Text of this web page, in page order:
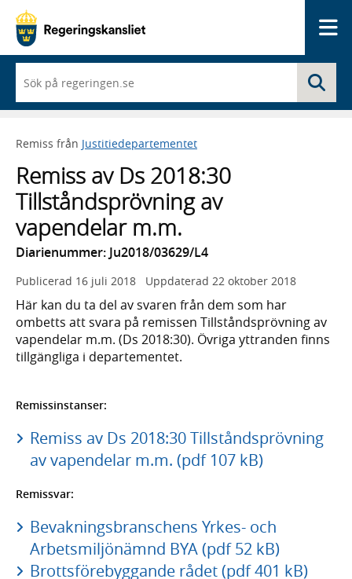
du
börjar
skriva
framträder
lista
med
sökförslag
Remiss från Justitiedepartementet
Remiss av Ds 2018:30
Tillståndsprövning av
vapendelar m.m.
Diarienummer: Ju2018/03629/L4
Publicerad 16 juli 2018 Uppdaterad 22 oktober 2018
Här kan du ta del av svaren från dem som har
ombetts att svara på remissen Tillståndsprövning av
vapendelar m.m. (Ds 2018:30). Övriga yttranden finns
tillgängliga i departementet.
Remissinstanser:
Remiss av Ds 2018:30 Tillståndsprövning
av vapendelar m.m. (pdf 107 kB)
Remissvar:
Bevakningsbranschens Yrkes- och
Arbetsmiljönämnd BYA (pdf 52 kB)
Brottsförebyggande rådet (pdf 401 kB)